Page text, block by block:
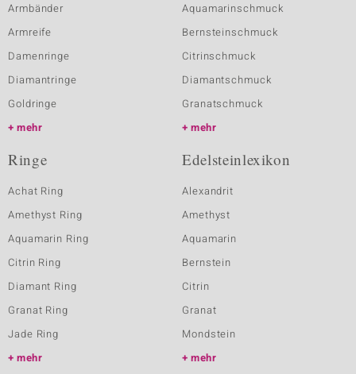
Armbänder
Armreife
Damenringe
Diamantringe
Goldringe
mehr
Aquamarinschmuck
Bernsteinschmuck
Citrinschmuck
Diamantschmuck
Granatschmuck
mehr
Ringe
Achat Ring
Amethyst Ring
Aquamarin Ring
Citrin Ring
Diamant Ring
Granat Ring
Jade Ring
mehr
Edelsteinlexikon
Alexandrit
Amethyst
Aquamarin
Bernstein
Citrin
Granat
Mondstein
mehr